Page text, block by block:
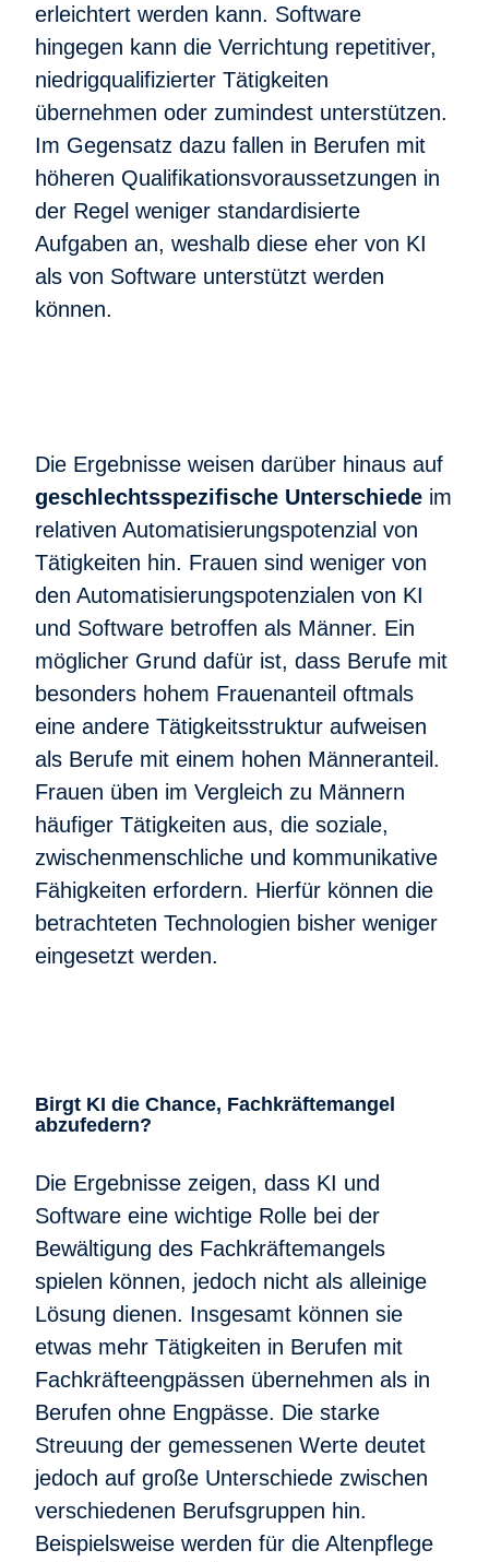
erleichtert werden kann. Software
hingegen kann die Verrichtung repetitiver,
niedrigqualifizierter Tätigkeiten
übernehmen oder zumindest unterstützen.
Im Gegensatz dazu fallen in Berufen mit
höheren Qualifikationsvoraussetzungen in
der Regel weniger standardisierte
Aufgaben an, weshalb diese eher von KI
als von Software unterstützt werden
können.
Die Ergebnisse weisen darüber hinaus auf
geschlechtsspezifische Unterschiede im
relativen Automatisierungspotenzial von
Tätigkeiten hin. Frauen sind weniger von
den Automatisierungspotenzialen von KI
und Software betroffen als Männer. Ein
möglicher Grund dafür ist, dass Berufe mit
besonders hohem Frauenanteil oftmals
eine andere Tätigkeitsstruktur aufweisen
als Berufe mit einem hohen Männeranteil.
Frauen üben im Vergleich zu Männern
häufiger Tätigkeiten aus, die soziale,
zwischenmenschliche und kommunikative
Fähigkeiten erfordern. Hierfür können die
betrachteten Technologien bisher weniger
eingesetzt werden.
Birgt KI die Chance, Fachkräftemangel
abzufedern?
Die Ergebnisse zeigen, dass KI und
Software eine wichtige Rolle bei der
Bewältigung des Fachkräftemangels
spielen können, jedoch nicht als alleinige
Lösung dienen. Insgesamt können sie
etwas mehr Tätigkeiten in Berufen mit
Fachkräfteengpässen übernehmen als in
Berufen ohne Engpässe. Die starke
Streuung der gemessenen Werte deutet
jedoch auf große Unterschiede zwischen
verschiedenen Berufsgruppen hin.
Beispielsweise werden für die Altenpflege